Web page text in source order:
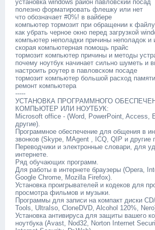
установка windows район павловский посад
полезно форматировать флешку или нет
что обозначает #0%! в вайбере
компьютер тормозит при обращении к файлу
как убрать черное окно перед загрузкой
компьютер неполадки причины неполадок и
скорая компьютерная помощь прайс
тормозит компьютер причины и методы
почему ноутбук начинает сильно шуметь и
настроить роутер в павловском посаде
тормозит компьютер большой расход памяти
ремонт компьютера
-----
УСТАНОВКА ПРОГРАММНОГО
КОМПЬЮТЕР ИЛИ НОУТБУК:
Microsoft office - (Word, PowerPoint, Access,
другие).
Программное обеспечение для общения в
звонков (Skype, MAgent , ICQ, QIP и другие
Переводчики и электронные словари, для
интернете.
Ряд обучающих программ.
Для работы в интернете браузеры (Opera,
Google Chrome, Mozilla Firefox).
Установка проигрывателей и кодеков для
просмотра фильмов и музыки.
Программы для записи на компакт диски
Tools, UltraIso, CloneDVD, Alcohol 120%,
Установка антивируса для защиты вашего
ноутбука (Avast, Nod32, Norton Internet